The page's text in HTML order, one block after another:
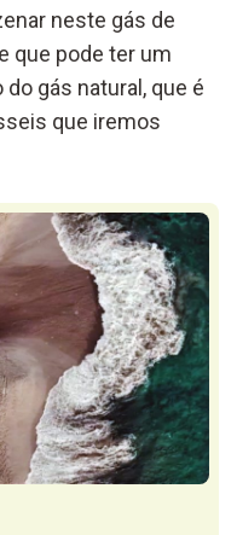
neste gás de
que pode ter um
gás natural, que é
que iremos